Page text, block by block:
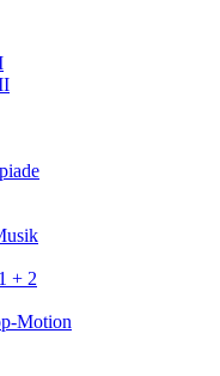
+ 2
Motion